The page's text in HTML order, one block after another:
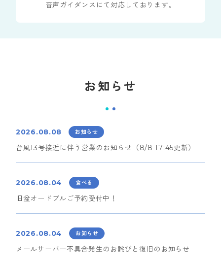
音声ガイダンスにて対応しております。
お知らせ
2026.08.08 お知らせ
台風13号接近に伴う営業のお知らせ（8/8 17:45更新）
2026.08.04 食べる
旧盆オードブルご予約受付中！
2026.08.04 お知らせ
メールサーバー不具合発生のお詫びと復旧のお知らせ